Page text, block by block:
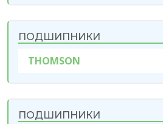
ПОДШИПНИКИ
THOMSON
ПОДШИПНИКИ